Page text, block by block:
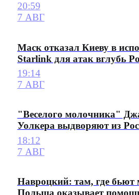
20:59
7 АВГ
Маск отказал Киеву в
Starlink для атак вглубь
19:14
7 АВГ
"Веселого молочника"
Уолкера выдворяют из
18:12
7 АВГ
Навроцкий: там, где бьют
Польша оказывает